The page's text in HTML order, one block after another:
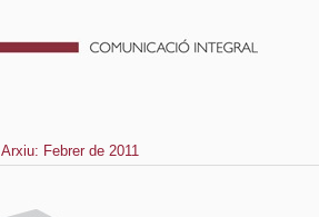
Arxiu: Febrer de 2011